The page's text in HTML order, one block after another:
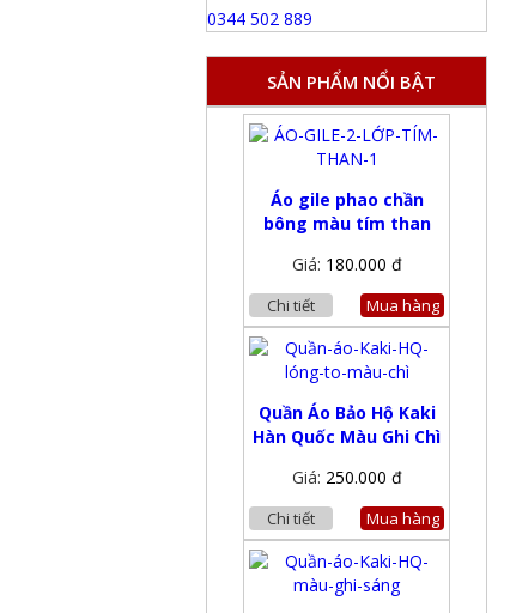
0344 502 889
SẢN PHẨM NỔI BẬT
Áo gile phao chần
bông màu tím than
Giá: 180.000 đ
Chi tiết Mua hàng
Quần Áo Bảo Hộ Kaki
Hàn Quốc Màu Ghi Chì
Giá: 250.000 đ
Chi tiết Mua hàng